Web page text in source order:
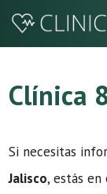
Saltar
Clínica
Si necesitas
Jalisco, estás